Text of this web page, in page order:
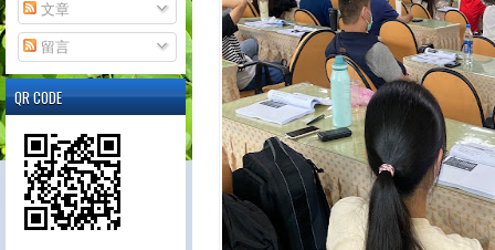
文章
留言
QR CODE